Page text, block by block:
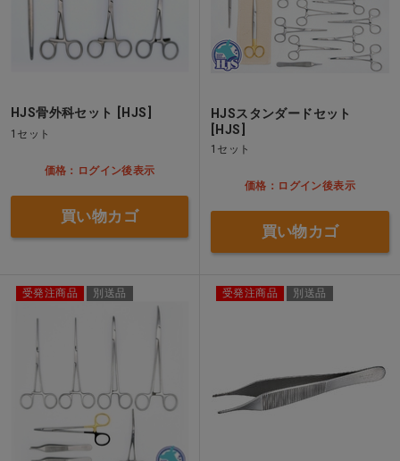
HJS骨外科セット [HJS]
1セット
価格：ログイン後表示
買い物カゴ
HJSスタンダードセット
[HJS]
1セット
価格：ログイン後表示
買い物カゴ
受発注商品 別送品 受発注商品 別送品